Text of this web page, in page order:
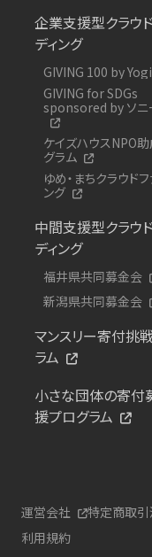
企業支援型クラウ
ディング
GIVING 100 by
GIVING for SDGs
sponsored by ソニ
ケイズハウスNPO
グラム
ゆめ・まちクラウドフ
ング
中間支援型クラウ
ディング
福井県共同募金会
新潟県共同募金会
マンスリー寄付挑
ラム
小さな団体の寄付
援プログラム
運営会社 特定商取引
利用規約